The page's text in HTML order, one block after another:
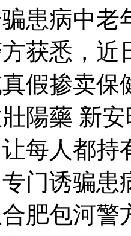
患病中
获悉，
假掺卖
陽藥 新
每人都持
门诱骗
肥包河警